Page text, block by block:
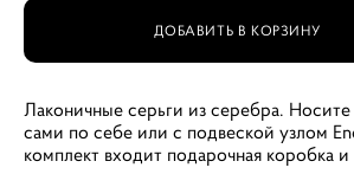
ДОБАВИТЬ В КОРЗИНУ
Лаконичные серьги из серебра.
сами по себе или с подвеской узлом
комплект входит подарочная коробка